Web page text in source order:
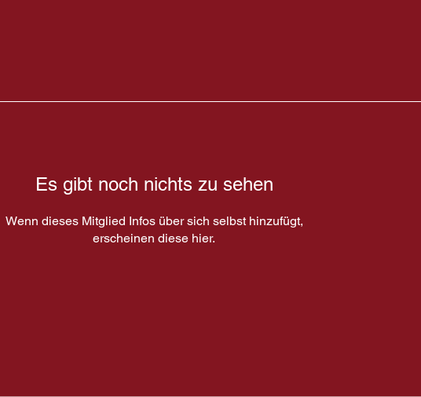
Es gibt noch nichts zu sehen
Wenn dieses Mitglied Infos über sich selbst hinzufügt,
erscheinen diese hier.